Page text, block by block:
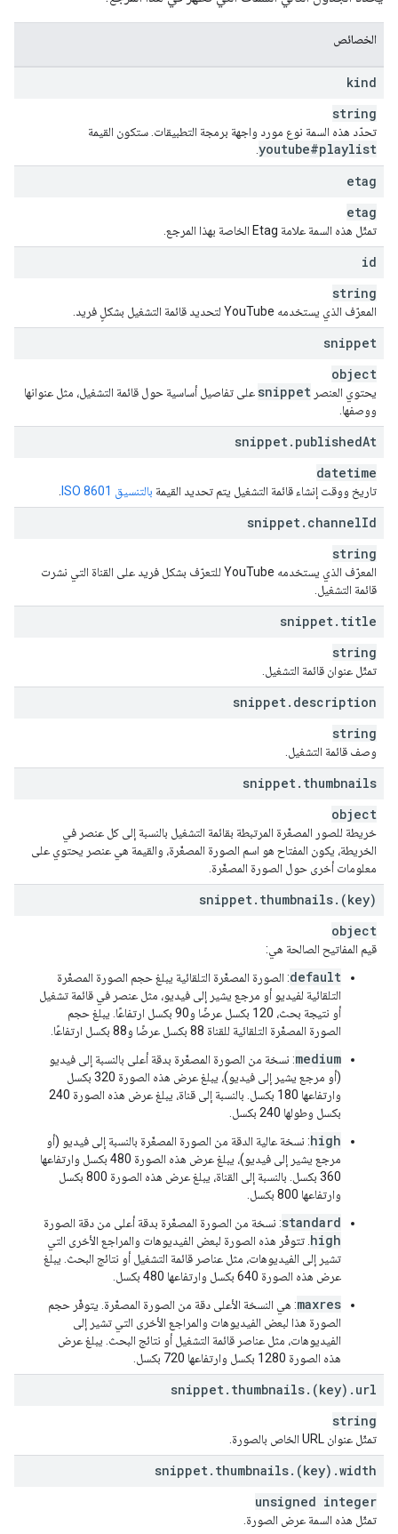
},
title : string
description :
string
الخصائص
kind
string
تحدّد هذه السمة نوع مورد واجهة برمجة التطبيقات. ستكون القيمة
youtube#playlist
etag
etag
تمثّل هذه السمة علامة Etag الخاصة بهذا المرجع.
id
string
المعرّف الذي يستخدمه YouTube لتحديد قائمة التشغيل بشكلٍ فريد.
snippet
object
يحتوي العنصر snippet على تفاصيل أساسية حول قائمة التشغيل، مثل عنوانها
ووصفها.
snippet. publishedAt
datetime
تاريخ ووقت إنشاء قائمة التشغيل يتم تحديد القيمة بالتنسيق ISO 8601
snippet. channelId
string
المعرّف الذي يستخدمه YouTube للتعرّف بشكل فريد على القناة التي نشرت
قائمة التشغيل.
snippet. title
string
تمثّل عنوان قائمة التشغيل.
snippet. description
string
وصف قائمة التشغيل.
snippet. thumbnails
object
خريطة للصور المصغّرة المرتبطة بقائمة التشغيل بالنسبة إلى كل عنصر في
الخريطة، يكون المفتاح هو اسم الصورة المصغّرة، والقيمة هي عنصر يحتوي على
معلومات أخرى حول الصورة المصغّرة.
snippet. thumbnails. (key)
object
قيم المفاتيح الصالحة هي:
default: الصورة المصغّرة التلقائية يبلغ حجم الصورة المصغّرة
التلقائية لفيديو أو مرجع يشير إلى فيديو، مثل عنصر في قائمة تشغيل
أو نتيجة بحث، 120 بكسل عرضًا و90 بكسل ارتفاعًا. يبلغ حجم
الصورة المصغّرة التلقائية للقناة 88 بكسل عرضًا و88 بكسل ارتفاعًا.
medium: نسخة من الصورة المصغّرة بدقة أعلى بالنسبة إلى فيديو
(أو مرجع يشير إلى فيديو)، يبلغ عرض هذه الصورة 320 بكسل
وارتفاعها 180 بكسل. بالنسبة إلى قناة، يبلغ عرض هذه الصورة 240
بكسل وطولها 240 بكسل.
high: نسخة عالية الدقة من الصورة المصغّرة بالنسبة إلى فيديو (أو
مرجع يشير إلى فيديو)، يبلغ عرض هذه الصورة 480 بكسل وارتفاعها
360 بكسل. بالنسبة إلى القناة، يبلغ عرض هذه الصورة 800 بكسل
وارتفاعها 800 بكسل.
standard: نسخة من الصورة المصغّرة بدقة أعلى من دقة الصورة
high . تتوفّر هذه الصورة لبعض الفيديوهات والمراجع الأخرى التي
تشير إلى الفيديوهات، مثل عناصر قائمة التشغيل أو نتائج البحث. يبلغ
عرض هذه الصورة 640 بكسل وارتفاعها 480 بكسل.
maxres: هي النسخة الأعلى دقة من الصورة المصغّرة. يتوفّر حجم
الصورة هذا لبعض الفيديوهات والمراجع الأخرى التي تشير إلى
الفيديوهات، مثل عناصر قائمة التشغيل أو نتائج البحث. يبلغ عرض
هذه الصورة 1280 بكسل وارتفاعها 720 بكسل.
snippet. thumbnails. (key) . url
string
تمثّل عنوان URL الخاص بالصورة.
snippet. thumbnails. (key) .width
unsigned integer
تمثّل هذه السمة عرض الصورة.